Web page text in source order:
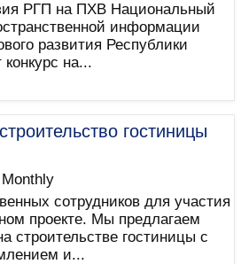
РГП на ПХВ Национальный
информации
развития Республики
на...
гостиницы
сотрудников для участия
проекте. Мы предлагаем
строительстве гостиницы с
и...